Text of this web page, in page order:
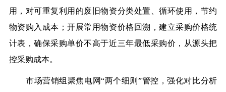
用，对可重复利用的废旧物资分类处置、循环使用，节约
物资购入成本；开展常用物资价格回溯，建立采购价格统
计表，确保采购单价不高于近三年最低采购价，从源头把
控采购成本。
市场营销组 聚焦电网“两个细则”管控，强化对比分析